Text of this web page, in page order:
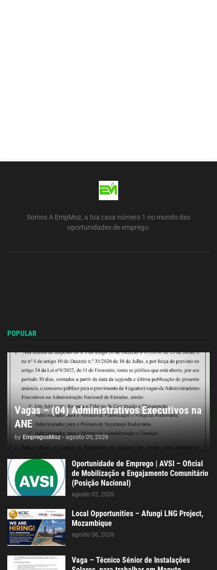
Somos A EmpMoz, a tua casa número 1 no mundo das
oportunidades de emprego.
POPULAR
Vagas – (04) Administrativos Executivos na
ANE
by EmpregosMoz - agosto 05, 2026
Oportunidade de Emprego | AVSI – Oficial
de Mobilização e Engajamento Comunitário
(Posição Nacional)
agosto 02, 2026
Local Opportunities – Afungi LNG Project,
Mozambique
agosto 06, 2026
Vaga – Técnico Sénior de Instalações